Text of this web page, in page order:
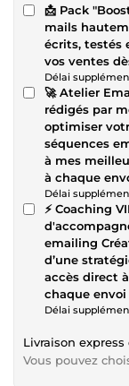
📩 Pack
mails
écrits, testés
vos ventes
Délai
🚀 Atelier
rédigés par moi : Session de
optimiser
séquences
à mes
à chaque
Délai
⚡ Coaching
emailing
d’une
accès direct
chaque envoi
Délai
Livraison
Vous pouvez